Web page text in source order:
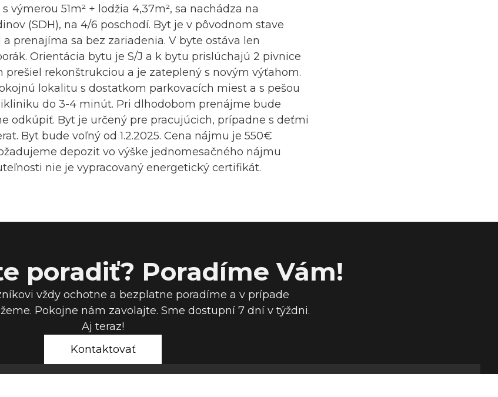
výmerou 51m² + lodžia 4,37m², sa nachádza na
(SDH), na 4/6 poschodí. Byt je v pôvodnom stave
prenajíma sa bez zariadenia. V byte ostáva len
Orientácia bytu je S/J a k bytu prislúchajú 2 pivnice
prešiel rekonštrukciou a je zateplený s novým výťahom.
lokalitu s dostatkom parkovacích miest a s pešou
do 3-4 minút. Pri dlhodobom prenájme bude
odkúpiť. Byt je určený pre pracujúcich, prípadne s deťmi
Byt bude voľný od 1.2.2025. Cena nájmu je 550€
depozit vo výške jednomesačného nájmu
nie je vypracovaný energetický certifikát.
poradiť? Poradíme Vám!
vždy ochotne a bezplatne poradíme a v prípade
Pokojne nám zavolajte. Sme dostupní 7 dní v týždni.
Aj teraz!
Kontaktovať